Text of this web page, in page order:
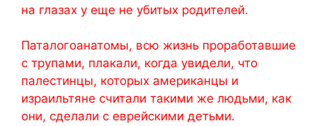
на глазах у еще не убитых родителей.
Паталогоанатомы, всю жизнь проработавшие
с трупами, плакали, когда увидели, что
палестинцы, которых американцы и
израильтяне считали такими же людьми, как
они, сделали с еврейскими детьми.